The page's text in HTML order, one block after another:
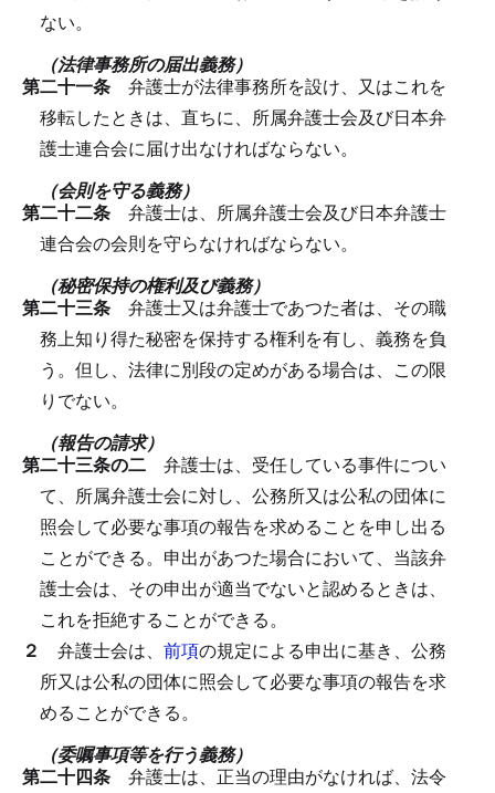
ない。
（法律事務所の届出義務）
第二十一条 弁護士が法律事務所を設け、又はこれを
移転したときは、直ちに、所属弁護士会及び日本弁
護士連合会に届け出なければならない。
（会則を守る義務）
第二十二条 弁護士は、所属弁護士会及び日本弁護士
連合会の会則を守らなければならない。
（秘密保持の権利及び義務）
第二十三条 弁護士又は弁護士であつた者は、その職
務上知り得た秘密を保持する権利を有し、義務を負
う。 但し、法律に別段の定めがある場合は、この限
りでない。
（報告の請求）
第二十三条の二 弁護士は、受任している事件につい
て、所属弁護士会に対し、公務所又は公私の団体に
照会して必要な事項の報告を求めることを申し出る
ことができる。 申出があつた場合において、当該弁
護士会は、その申出が適当でないと認めるときは、
これを拒絶することができる。
２ 弁護士会は、 前項の規定による申出に基き、公務
所又は公私の団体に照会して必要な事項の報告を求
めることができる。
（委嘱事項等を行う義務）
第二十四条 弁護士は、正当の理由がなければ、法令